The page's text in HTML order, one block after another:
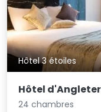
Hôtel 3 étoiles
Hôtel
24 chambres